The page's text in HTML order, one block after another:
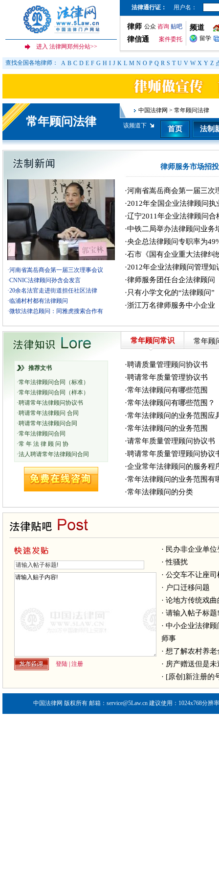
法律通行证： 用户名：
律师 公众 咨询 贴吧
律信通 案件委托
频道
留学
查找全国各地律师： A B C D E F G H I J K L M N O P Q R S T U V W X Y Z
常年顾问法律
中国法律网 > 常年顾问法律
该频道下 首页 法制
·河南省嵩岳商会第一届三次理事会议
·CNNIC法律顾问孙含会发言
·20余名法官走进街道担任社区法律
·临浦村村都有法律顾问
·微软法律总顾问：同雅虎搜索合作有
律师服务市场招
·河南省嵩岳商会第一届三次
·2012年全国企业法律顾问
·辽宁2011年企业法律顾问
·中铁二局举办法律顾问业务
·央企总法律顾问专职率为
·石市《国有企业重大法律纠
·2012年企业法律顾问管理
·律师服务团任台企法律顾问
·只有小学文化的“法律顾问”
·浙江万名律师服务中小企业
推荐文书
·常年法律顾问合同（标准）
·常年法律顾问合同（样本）
·聘请常年法律顾问协议书
·聘请常年法律顾问 合同
·聘请常年法律顾问合同
·常年法律顾问合同
·常 年 法 律 顾 问 协
·法人聘请常年法律顾问合同
常年顾问常识 常年顾
·聘请质量管理顾问协议书
·聘请常年质量管理协议书
·常年法律顾问有哪些范围
·常年法律顾问有哪些范围？
·常年法律顾问的业务范围应
·常年法律顾问的业务范围
·请常年质量管理顾问协议书
·聘请常年质量管理顾问协议
·企业常年法律顾问的服务程
·常年法律顾问的业务范围有
·常年法律顾问的分类
登陆 注册
· 民办非企业单
·性骚扰
· 公交车不让座
· 户口迁移问题
· 论地方传统戏
· 请输入帖子标题!
· 中小企业法律
师事
· 想了解农村养老
· 房产赠送但是
· [原创]新注册的
中国法律网 版权所有 邮箱：service@5Law.cn 建议使用：1024x768分辨